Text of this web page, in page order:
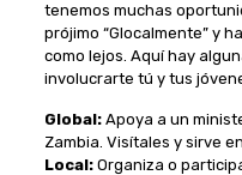
tenemos muchas
prójimo “Glocalmente” y
como lejos. Aquí hay
involucrarte tú y tus
Global:Apoya a un
Zambia. Visítales y sirve
Local:Organiza o